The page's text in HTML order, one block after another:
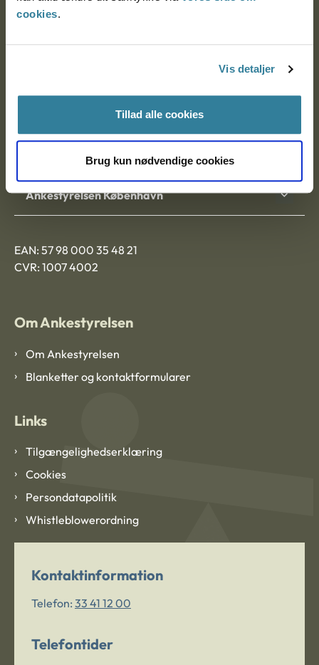
cookies.
Vis detaljer
Tillad alle cookies
Brug kun nødvendige cookies
Ankestyrelsen
9000 Aalborg
Ankestyrelsen Aalborg
Ankestyrelsen København
EAN: 57 98 000 35 48 21
CVR: 1007 4002
Om Ankestyrelsen
Om Ankestyrelsen
Blanketter og kontaktformularer
Links
Tilgængelighedserklæring
Cookies
Persondatapolitik
Whistleblowerordning
Kontaktinformation
Telefon: 33 41 12 00
Telefontider